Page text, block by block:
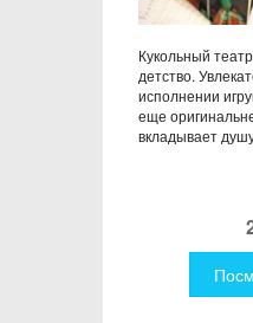
Кукольный
детство.
исполнении
еще
вкладывает